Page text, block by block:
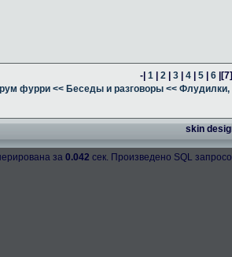
-|1 |2 |3 |4 |5 |6 |
фурри << Беседы и разговоры << Флудилки,
skin
за 0.042 сек. Произведено SQL